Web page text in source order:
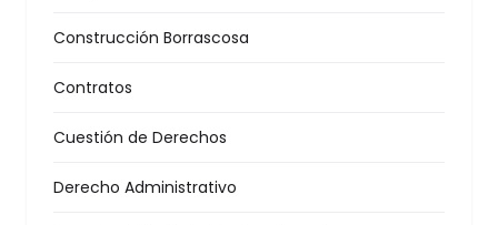
Construcción Borrascosa
Contratos
Cuestión de Derechos
Derecho Administrativo